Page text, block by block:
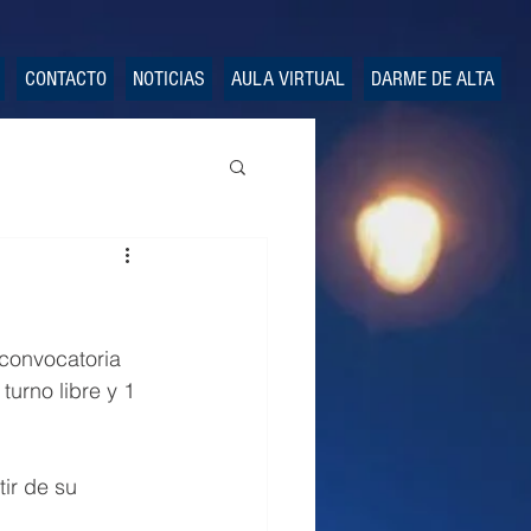
CONTACTO NOTICIAS AULA VIRTUAL DARME DE ALTA
libre y 1
de su